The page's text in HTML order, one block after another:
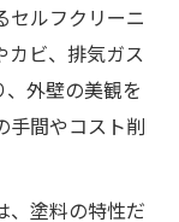
合チェック
足度を高め
のポイント
セルフクリーニ
カビ、排気ガス
外壁の美観を
手間やコスト削
、塗料の特性だ